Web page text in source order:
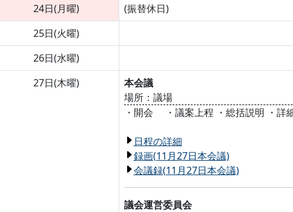
24日(月曜)
(振替休日)
25日(火曜)
26日(水曜)
27日(木曜)
本会議
場所：議場
・開会 ・議案上程 ・総括説明 ・詳
日程の詳細
録画(11月27日本会議)
会議録(11月27日本会議)
議会運営委員会